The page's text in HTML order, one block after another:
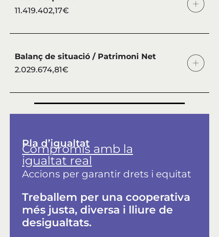
11.419.402,17€
Balanç de situació / Patrimoni Net
2.029.674,81€
Pla d’igualtat
Compromís amb la
igualtat real
Accions per garantir drets i equitat
Treballem per una cooperativa
més justa, diversa i lliure de
desigualtats.